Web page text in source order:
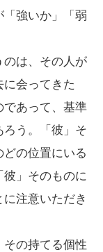
強いか」「弱
は、その人が
に会ってきた
であって、基準
う。「彼」そ
の位置にいる
」そのものに
注意いただき
その持てる個性